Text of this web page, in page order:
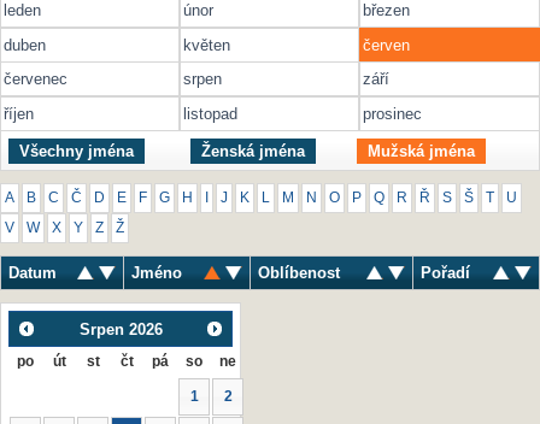
leden únor
březen
duben
květen
červen
červenec
srpen
září
říjen
listopad prosinec
Všechny jména Ženská jména Mužská jména
A B C Č D E F G H J K M N O P Q R Ř S Š U
V W X Y Z Ž
Datum Jméno Oblíbenost Pořadí
Srpen 2026
po út st čt pá so ne
1 2